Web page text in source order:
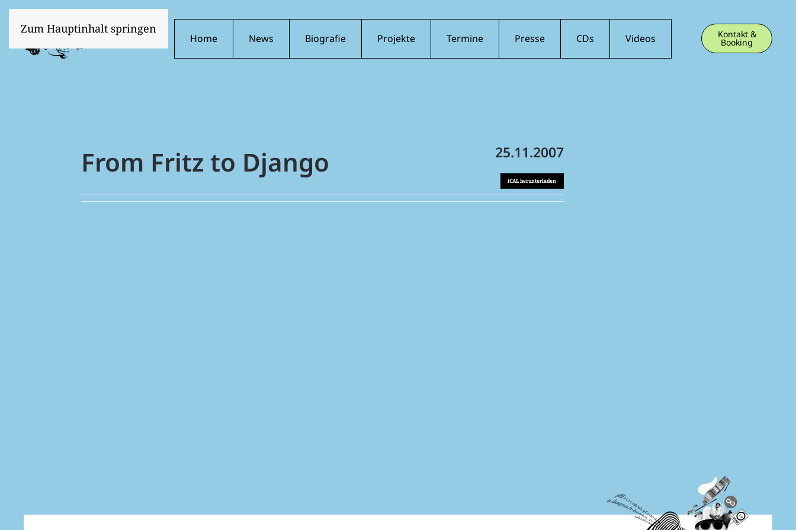
Zum Hauptinhalt springen
Home News Biografie Projekte Termine Presse CDs Videos Kontakt &
Booking
From Fritz to Django 25.11.2007
iCAL herunterladen